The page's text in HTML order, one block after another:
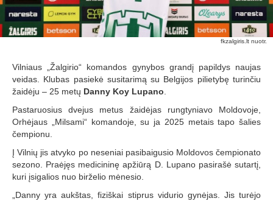
fkzalgiris.lt nuotr.
Vilniaus „Žalgirio“ komandos gynybos grandį papildys naujas
veidas. Klubas pasiekė susitarimą su Belgijos pilietybę turinčiu
žaidėju – 25 metų Danny Koy Lupano.
Pastaruosius dvejus metus žaidėjas rungtyniavo Moldovoje,
Orhėjaus „Milsami“ komandoje, su ja 2025 metais tapo šalies
čempionu.
Į Vilnių jis atvyko po neseniai pasibaigusio Moldovos čempionato
sezono. Praėjęs medicininę apžiūrą D. Lupano pasirašė sutartį,
kuri įsigalios nuo birželio mėnesio.
„Danny yra aukštas, fiziškai stiprus vidurio gynėjas. Jis turėjo